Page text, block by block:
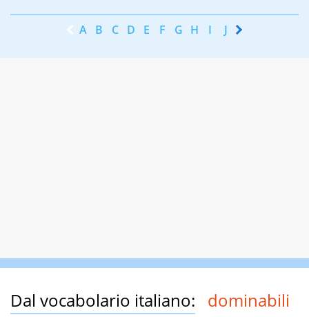
A B C D E F G H I J K
Dal vocabolario italiano: dominabili